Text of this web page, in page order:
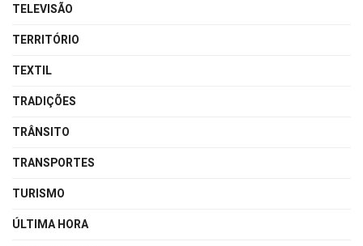
TELEVISÃO
TERRITÓRIO
TEXTIL
TRADIÇÕES
TRÂNSITO
TRANSPORTES
TURISMO
ÚLTIMA HORA